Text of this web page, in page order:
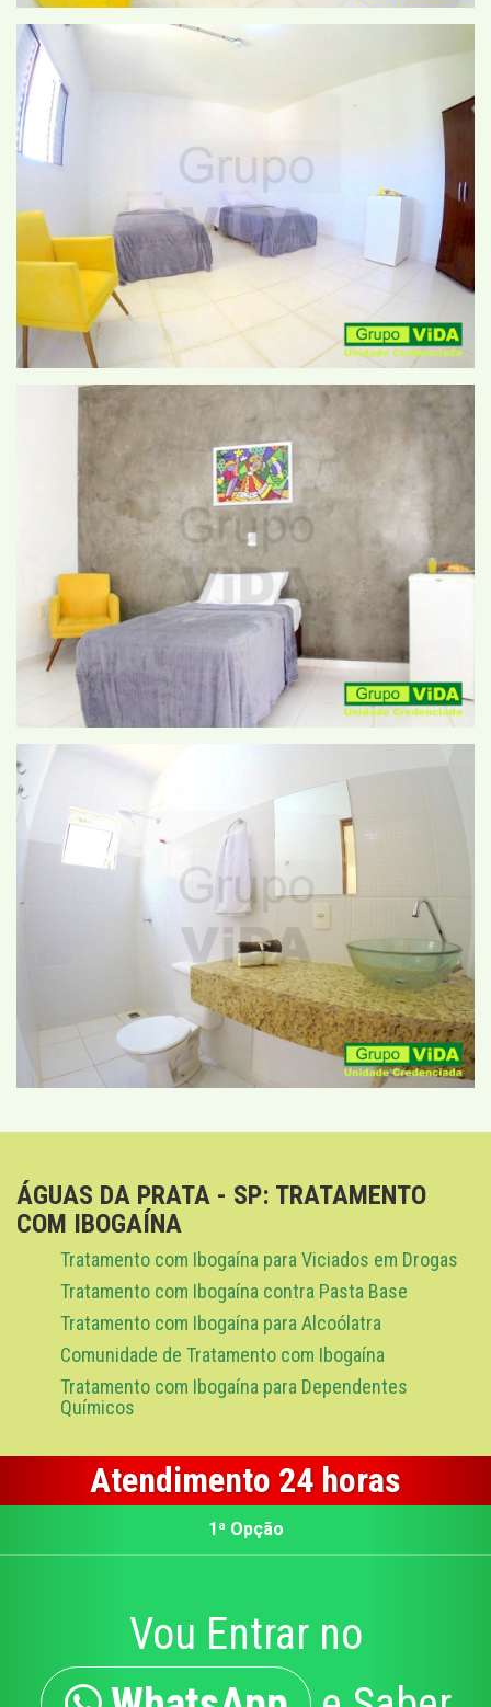
ÁGUAS DA PRATA - SP: TRATAMENTO
COM IBOGAÍNA
Tratamento com Ibogaína para Viciados em Drogas
Tratamento com Ibogaína contra Pasta Base
Tratamento com Ibogaína para Alcoólatra
Comunidade de Tratamento com Ibogaína
Tratamento com Ibogaína para Dependentes
Químicos
Atendimento 24 horas
1ª Opção
Vou Entrar no